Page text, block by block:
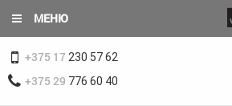
основному
содержанию
МЕНЮ
+375 17 230 57 62
+375 29 776 60 40